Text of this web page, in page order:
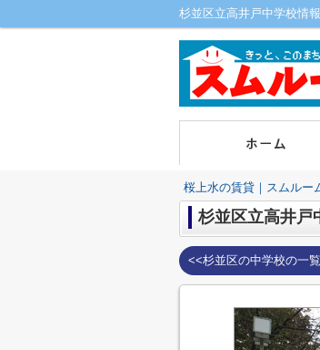
杉並区立高井戸中学校情
桜上水の賃貸｜スムルー
杉並区立高井戸
<<杉並区の中学校の一